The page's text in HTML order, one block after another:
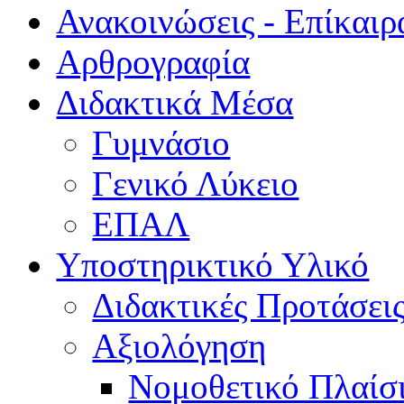
Ανακοινώσεις -
Αρθρογραφία
Διδακτικά Μέσα
Γυμνάσιο
Γενικό Λύκειο
ΕΠΑΛ
Υποστηρικτικό Υλικό
Διδακτικές
Αξιολόγηση
Νομοθετικό